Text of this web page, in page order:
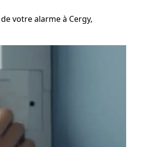
votre alarme à Cergy,